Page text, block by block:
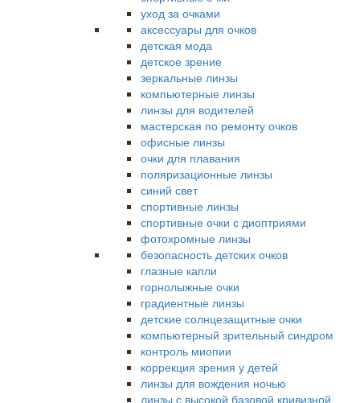
уход за очками
аксессуары для очков
детская мода
детское зрение
зеркальные линзы
компьютерные линзы
линзы для водителей
мастерская по ремонту очков
офисные линзы
очки для плавания
поляризационные линзы
синий свет
спортивные линзы
спортивные очки с диоптриями
фотохромные линзы
безопасность детских очков
глазные капли
горнолыжные очки
градиентные линзы
детские солнцезащитные очки
компьютерный зрительный синдром
контроль миопии
коррекция зрения у детей
линзы для вождения ночью
линзы с высокой базовой кривизной